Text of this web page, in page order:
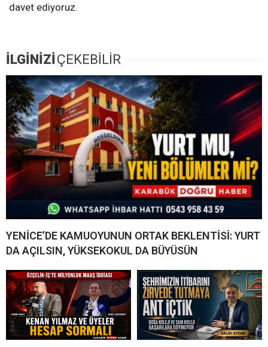
davet ediyoruz.
İLGİNİZİÇEKEBİLİR
YENİCE’DE KAMUOYUNUN ORTAK BEKLENTİSİ: YURT
DA AÇILSIN, YÜKSEKOKUL DA BÜYÜSÜN